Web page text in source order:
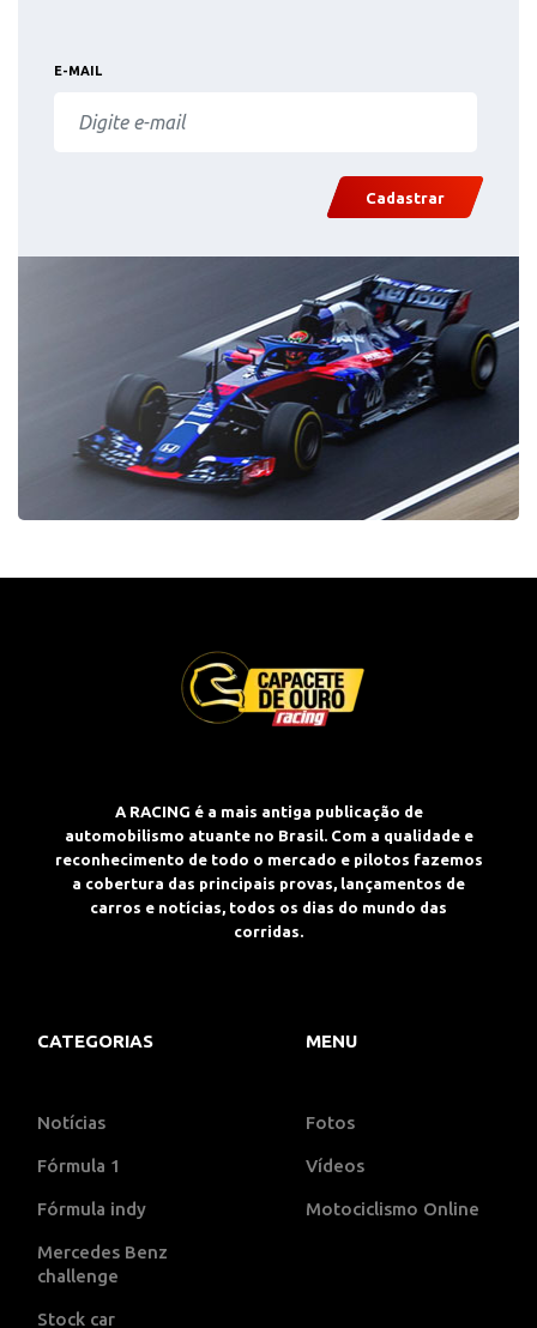
E-MAIL
Cadastrar
A RACING é a mais antiga publicação de
automobilismo atuante no Brasil. Com a qualidade e
reconhecimento de todo o mercado e pilotos fazemos
a cobertura das principais provas, lançamentos de
carros e notícias, todos os dias do mundo das
corridas.
CATEGORIAS
Notícias
Fórmula 1
Fórmula indy
Mercedes Benz
challenge
Stock car
MENU
Fotos
Vídeos
Motociclismo Online